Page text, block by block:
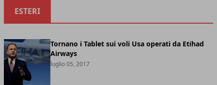
ESTERI
Tornano i Tablet sui voli Usa operati da Etihad
Airways
luglio 05, 2017